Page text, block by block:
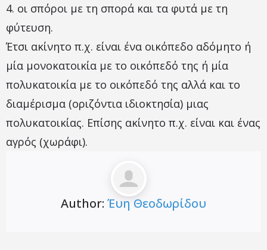
4. οι σπόροι με τη σπορά και τα φυτά με τη
φύτευση.
Έτσι ακίνητο π.χ. είναι ένα οικόπεδο αδόμητο ή
μία μονοκατοικία με το οικόπεδό της ή μία
πολυκατοικία με το οικόπεδό της αλλά και το
διαμέρισμα (οριζόντια ιδιοκτησία) μιας
πολυκατοικίας. Επίσης ακίνητο π.χ. είναι και ένας
αγρός (χωράφι).
Author: Έυη Θεοδωρίδου